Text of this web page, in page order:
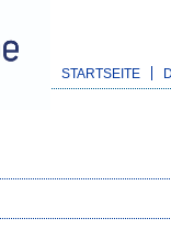
STARTSEITE